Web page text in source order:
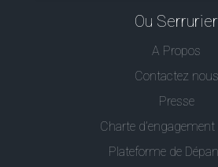
Ou Serrurier
A Propos
Contactez nous
Presse
Charte
Plateforme de